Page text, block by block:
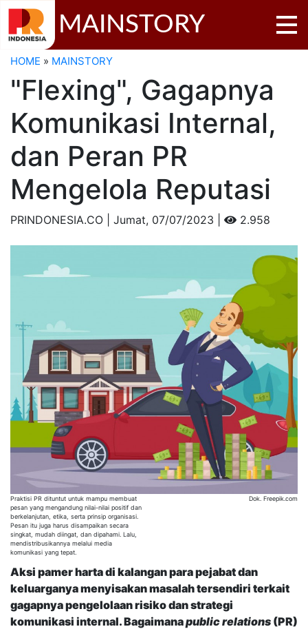
MAINSTORY
HOME » MAINSTORY
"Flexing", Gagapnya
Komunikasi Internal,
dan Peran PR
Mengelola Reputasi
PRINDONESIA.CO | Jumat, 07/07/2023 | 2.958
Praktisi PR dituntut untuk mampu membuat
pesan yang mengandung nilai-nilai positif dan
berkelanjutan, etika, serta prinsip organisasi.
Pesan itu juga harus disampaikan secara
singkat, mudah diingat, dan dipahami. Lalu,
mendistribusikannya melalui media
komunikasi yang tepat.
Dok. Freepik.com
Aksi pamer harta di kalangan para pejabat dan
keluarganya menyisakan masalah tersendiri terkait
gagapnya pengelolaan risiko dan strategi
komunikasi internal. Bagaimanapublic relations (PR)